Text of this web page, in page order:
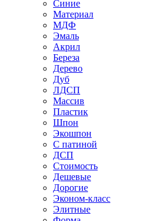
Синие
Материал
МДФ
Эмаль
Акрил
Береза
Дерево
Дуб
ЛДСП
Массив
Пластик
Шпон
Экошпон
С патиной
ДСП
Стоимость
Дешевые
Дорогие
Эконом-класс
Элитные